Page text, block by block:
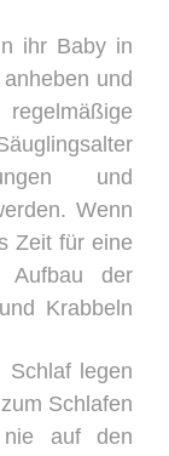
ihr Baby in
und
und
Wenn
Zeit für eine
Aufbau der
Krabbeln
Schlaf legen
Schlafen
nie auf den